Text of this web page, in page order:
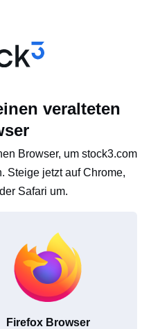
veralteten
Browser, um stock3.com
Steige jetzt auf Chrome,
Safari um.
Firefox Browser